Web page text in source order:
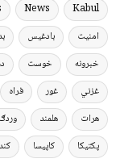
Kabul
News
امنیت
بادغیس
خبرونه
خوست
غزني
غور فراه
هرات
هلمند وردګ
پکتیکا
کاپیسا